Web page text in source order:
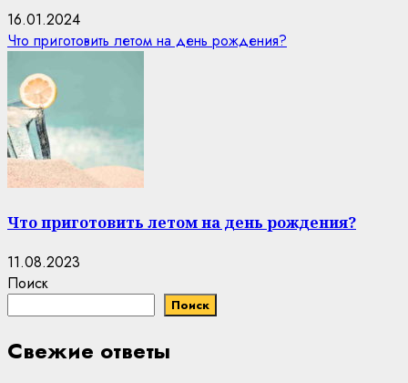
16.01.2024
Что приготовить летом на день рождения?
Что приготовить летом на день рождения?
11.08.2023
Поиск
Поиск
Свежие ответы